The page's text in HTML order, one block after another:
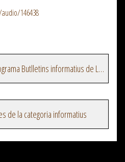
146438
Veure més episodis del programa Butlletins informatius de La Xarxa
de la categoria informatius